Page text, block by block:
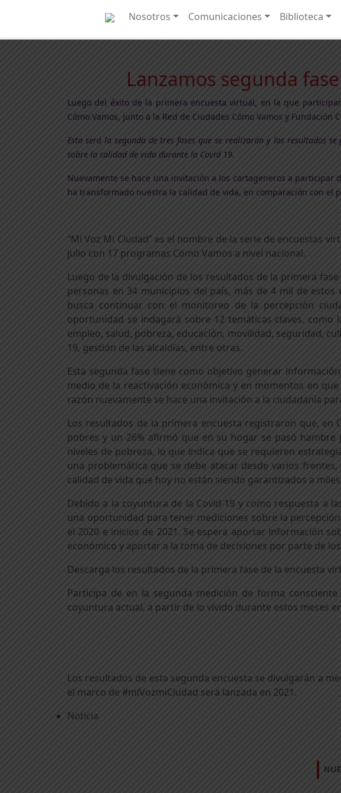
Nosotros Comunicaciones Biblioteca
Lanzamos segunda
Luego del éxito de la primera encuesta virtual, en la que
Cómo Vamos, junto a la Red de Ciudades Cómo Vamos y
Esta será la segunda de tres fases que se realizarán y los resultados
sobre la calidad de vida durante la Covid 19.
Nuevamente se hace una invitación a los cartageneros a
ha transformado nuestra la calidad de vida, en comparación con el
“Mi Voz Mi Ciudad” es el nombre de la serie de encuestas
julio con 17 programas Cómo Vamos a nivel nacional.
Luego de la divulgación de los resultados de la primera
personas en 34 municipios del país, más de 4 mil de
busca continuar con el monitoreo de la percepción
oportunidad se indagará sobre 12 temáticas claves,
empleo, salud, pobreza, educación, movilidad, seguridad,
19, gestión de las alcaldías, entre otras.
Esta segunda fase tiene como objetivo generar
medio de la reactivación económica y en momentos en
razón nuevamente se hace una invitación a la ciudadanía
Los resultados de la primera encuesta registraron que, en
pobres y un 26% afirmó que en su hogar se pasó
niveles de pobreza, lo que indica que se requieren
una problemática que se debe atacar desde varios
calidad de vida que hoy no están siendo garantizados a
Debido a la coyuntura de la Covid-19 y como respuesta a
una oportunidad para tener mediciones sobre la
el 2020 e inicios de 2021. Se espera aportar información
económico y aportar a la toma de decisiones por parte de
Descarga los resultados de la primera fase de la encuesta
Participa de en la segunda medición de forma
coyuntura actual, a partir de lo vivido durante estos meses
Los resultados de esta segunda encuesta se divulgarán a
el marco de #miVozmiCiudad será lanzada en 2021.
Noticia